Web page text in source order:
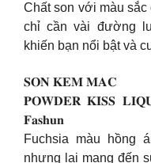
Chất son với màu sắc
chỉ cần vài đường
khiến bạn nổi bật và
𝐒𝐎𝐍 𝐊𝐄𝐌 𝐌𝐀𝐂
𝐏𝐎𝐖𝐃𝐄𝐑 𝐊𝐈𝐒𝐒
𝐅𝐚𝐬𝐡𝐮𝐧
Fuchsia màu hồng
nhưng lại mang đến